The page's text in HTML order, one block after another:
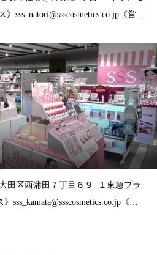
sss_natori@ssscosmetics.co.jp《営業
田区西蒲田７丁目６９−１東急プラ
《営